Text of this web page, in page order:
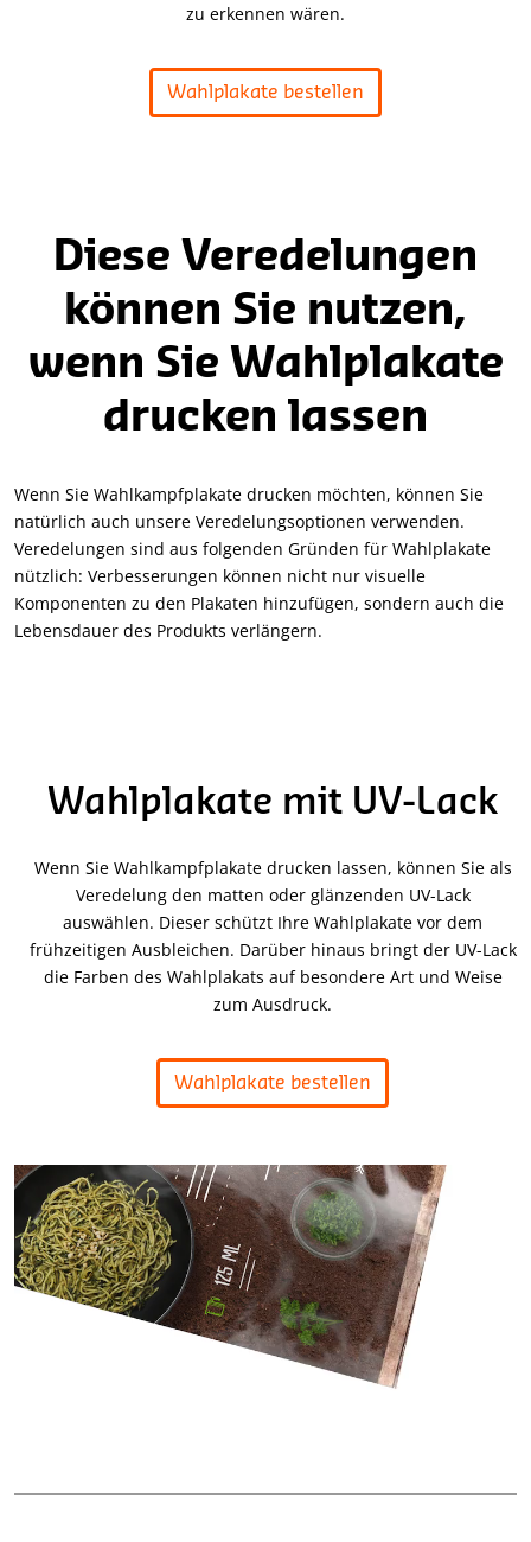
zu erkennen wären.
Wahlplakate bestellen
Diese Veredelungen
können Sie nutzen,
wenn Sie Wahlplakate
drucken lassen
Wenn Sie Wahlkampfplakate drucken möchten, können Sie
natürlich auch unsere Veredelungsoptionen verwenden.
Veredelungen sind aus folgenden Gründen für Wahlplakate
nützlich: Verbesserungen können nicht nur visuelle
Komponenten zu den Plakaten hinzufügen, sondern auch die
Lebensdauer des Produkts verlängern.
Wahlplakate mit UV-Lack
Wenn Sie Wahlkampfplakate drucken lassen, können Sie als
Veredelung den matten oder glänzenden UV-Lack
auswählen. Dieser schützt Ihre Wahlplakate vor dem
frühzeitigen Ausbleichen. Darüber hinaus bringt der UV-Lack
die Farben des Wahlplakats auf besondere Art und Weise
zum Ausdruck.
Wahlplakate bestellen